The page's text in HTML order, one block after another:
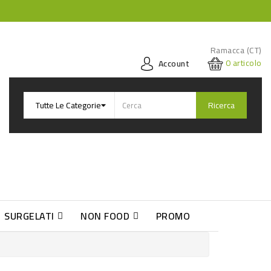
Ramacca (CT)
Account
0articolo
Ricerca
SURGELATI NON FOOD PROMO